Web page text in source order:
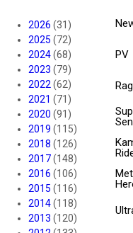
2026 (31)
2025 (72)
2024(68)
2023 (79)
2022(62)
2021 (71)
2020 (91)
2019 (115)
2018 (126)
2017(148)
2016 (106)
2015 (116)
2014(118)
2013 (120)
PV